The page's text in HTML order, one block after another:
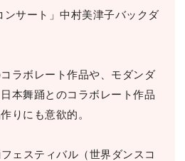
ンサート」中村美津子バックダ
ラボレート作品や、モダンダ
本舞踊とのコラボレート作品
りにも意欲的。
ェスティバル（世界ダンスコ